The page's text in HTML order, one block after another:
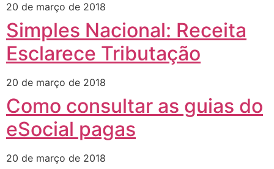
20 de março de 2018
Simples Nacional: Receita
Esclarece Tributação
20 de março de 2018
Como consultar as guias do
eSocial pagas
20 de março de 2018